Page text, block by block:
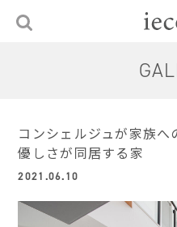
コンシェルジュが家族
優しさが同居する家
2021.06.10